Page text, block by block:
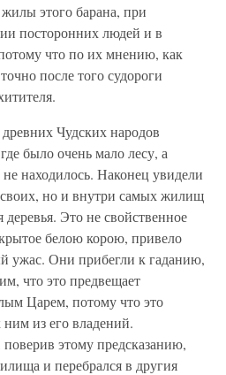
этого барана, при
посторонних людей и в
что по их мнению, как
после того судороги
Чудских народов
было очень мало лесу, а
находилось. Наконец увидели
своих, но и внутри самых жилищ
Это не свойственное
белою корою, привело
ужас. Они прибегли к гаданию,
что это предвещает
Царем, потому что это
ним из его владений.
этому предсказанию,
и перебрался в другия